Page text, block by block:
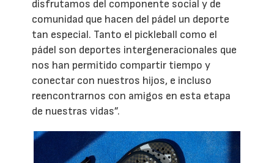
disfrutamos del componente social y de
comunidad que hacen del pádel un deporte
tan especial. Tanto el pickleball como el
pádel son deportes intergeneracionales que
nos han permitido compartir tiempo y
conectar con nuestros hijos, e incluso
reencontrarnos con amigos en esta etapa
de nuestras vidas”.